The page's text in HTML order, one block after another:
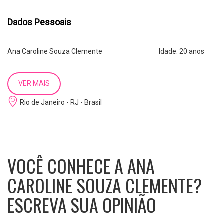
Dados Pessoais
Ana Caroline Souza Clemente Idade: 20 anos
ana.contato095@gmail.com
Objetivo/Cargo Pretendido
Faculdade, Marketing Promocional.
Não faço Body Painting e nem Nú Artístico.
Disponibilidade total aos Sábados e Domingos, e de Segunda à
VER MAIS
Rio de Janeiro - RJ - Brasil
VOCÊ CONHECE A ANA
CAROLINE SOUZA CLEMENTE?
ESCREVA SUA OPINIÃO